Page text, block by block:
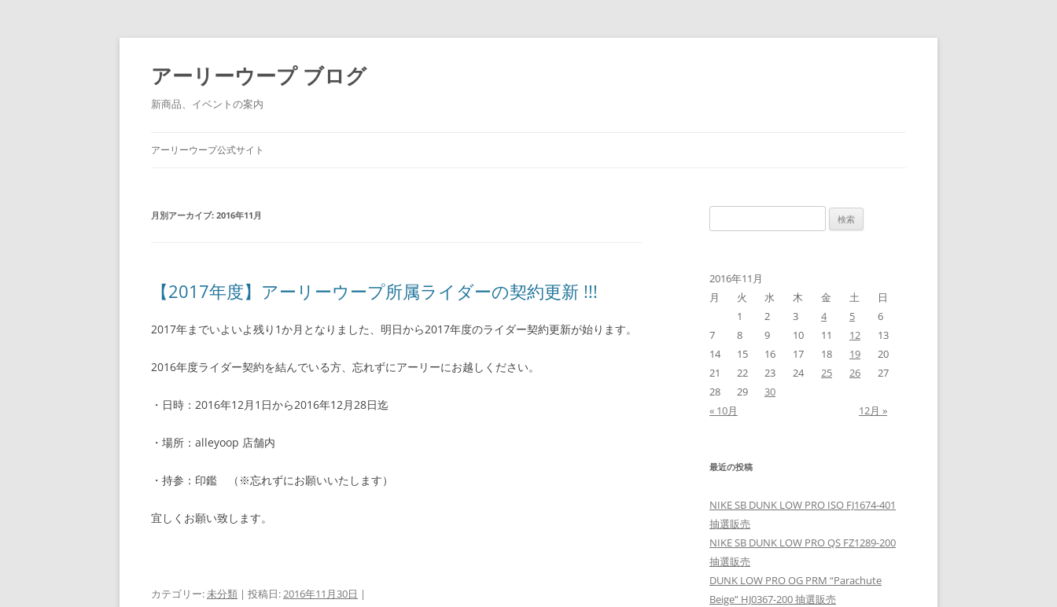
アーリーウープ ブログ
新商品、イベントの案内
アーリーウープ公式サイト
月別アーカイブ: 2016年11月
【2017年度】アーリーウープ所属ライダーの契約更新 !!!
2017年までいよいよ残り1か月となりました、明日から2017年度のライダー契約更新が始ります。
2016年度ライダー契約を結んでいる方、忘れずにアーリーにお越しください。
・日時：2016年12月1日から2016年12月28日迄
・場所：alleyoop 店舗内
・持参：印鑑 （※忘れずにお願いいたします）
宜しくお願い致します。
カテゴリー:未分類 | 投稿日:2016年11月30日 |
索:
2016年11月
月
火 水 木 金 土
日
1
2 3 4 5
6
7
8 9 10 11 12
13
14
15 16 17 18 19
20
21
22 23 24 25 26
27
28
29
30
« 10月
12月 »
最近の投稿
NIKE SB DUNK LOW PRO ISO FJ1674-401
抽選販売
NIKE SB DUNK LOW PRO QS FZ1289-200
抽選販売
DUNK LOW PRO OG PRM “Parachute
Beige” HJ0367-200 抽選販売